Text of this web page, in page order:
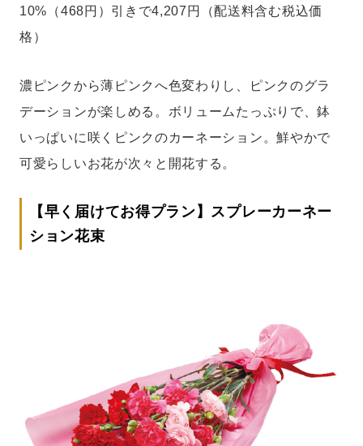
10%（468円）引きで4,207円（配送料含む税込価
格）
濃ピンクから薄ピンクへ色変わりし、ピンクのグラ
デーションが楽しめる。ボリュームたっぷりで、鉢
いっぱいに咲くピンクのカーネーション。鮮やかで
可愛らしいお花が次々と開花する。
【早く届けてお得プラン】スプレーカーネー
ション花束